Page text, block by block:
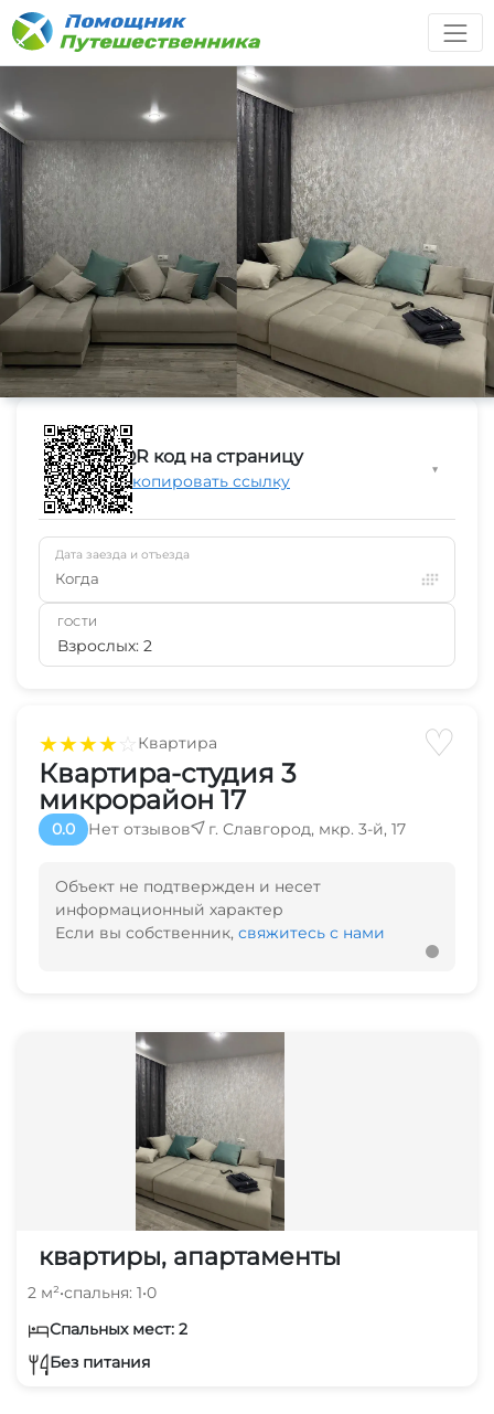
★★★★☆Квартира ♡
Квартира-студия 3
микрорайон 17
0.0 Нет отзывов г. Славгород, мкр. 3-й, 17
Объект не подтвержден и несет
информационный характер
Если вы собственник, свяжитесь с нами
квартиры, апартаменты
2 м²•спальня: 1•0
Спальных мест: 2
Без питания
QR код на страницу
Скопировать ссылку
▼
Дата заезда и отъезда
Когда
ГОСТИ
Взрослых: 2